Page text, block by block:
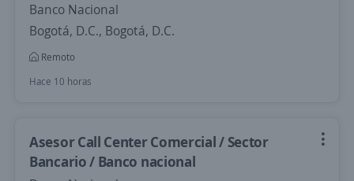
Banco Nacional
Bogotá, D.C., Bogotá, D.C.
Remoto
Hace 10 horas
Asesor Call Center Comercial / Sector
Bancario / Banco nacional